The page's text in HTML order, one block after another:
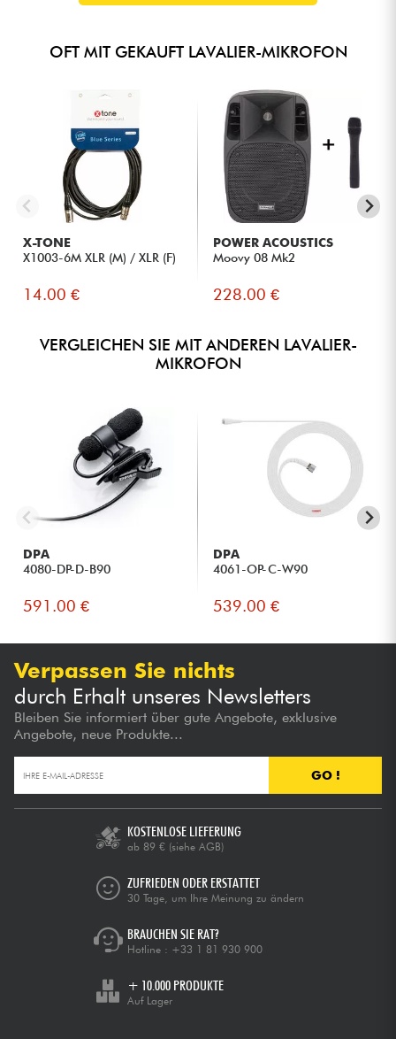
OFT MIT GEKAUFT LAVALIER-MIKROFON
X-TONE
X1003-6M XLR (M) / XLR (F)
14.00 €
POWER ACOUSTICS
Moovy 08 Mk2
228.00 €
VERGLEICHEN SIE MIT ANDEREN LAVALIER-
MIKROFON
DPA
4080-DP-D-B90
591.00 €
DPA
4061-OP-C-W90
539.00 €
Verpassen Sie nichts
durch Erhalt unseres Newsletters
Bleiben Sie informiert über gute Angebote, exklusive
Angebote, neue Produkte...
GO !
KOSTENLOSE LIEFERUNG
ab 89 € (siehe AGB)
ZUFRIEDEN ODER ERSTATTET
30 Tage, um Ihre Meinung zu ändern
BRAUCHEN SIE RAT?
Hotline : +33 1 81 930 900
+ 10.000 PRODUKTE
Auf Lager